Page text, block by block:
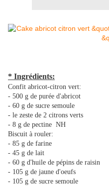
* Ingrédients:
Confit abricot-citron vert:
- 500 g de purée d'abricot
- 60 g de sucre semoule
- le zeste de 2 citrons verts
- 8 g de pectine NH
Biscuit à rouler:
- 85 g de farine
- 45 g de lait
- 60 g d'huile de pépins de raisin
- 105 g de jaune d'oeufs
- 105 g de sucre semoule